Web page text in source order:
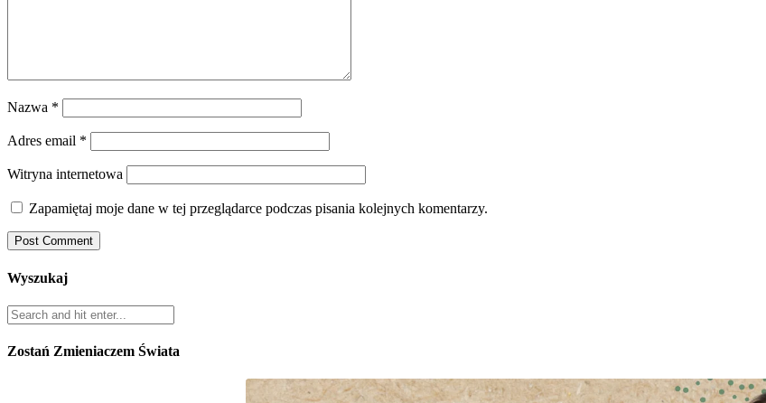
Nazwa *
Adres email *
Witryna internetowa
Zapamiętaj moje dane w tej przeglądarce podczas pisania kolejnych komentarzy.
Wyszukaj
Zostań Zmieniaczem Świata